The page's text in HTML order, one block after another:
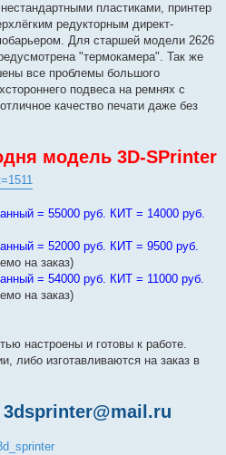
пластиками, принтер
редукторным директ-
Для старшей модели 2626
"термокамера". Так же
все проблемы большого
подвеса на ремнях с
качество печати даже без
модель 3D-SPrinter
= 55000 руб. КИТ = 14000 руб.
= 52000 руб. КИТ = 9500 руб.
на заказ)
= 54000 руб. КИТ = 11000 руб.
на заказ)
настроены и готовы к работе.
либо изготавливаются на заказ в
3dsprinter@mail.ru